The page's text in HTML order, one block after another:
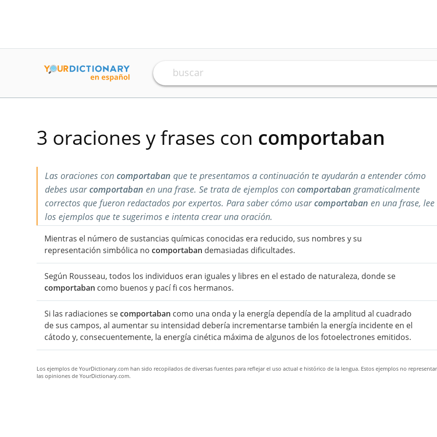
3 oraciones y frases con comportaban
Las oraciones con comportaban que te presentamos a continuación te ayudarán a entender cómo
debes usar comportaban en una frase. Se trata de ejemplos con comportaban gramaticalmente
correctos que fueron redactados por expertos. Para saber cómo usar comportaban en una frase, lee
los ejemplos que te sugerimos e intenta crear una oración.
Mientras el número de sustancias químicas conocidas era reducido, sus nombres y su
representación simbólica no comportaban demasiadas dificultades.
Según Rousseau, todos los individuos eran iguales y libres en el estado de naturaleza, donde se
comportaban como buenos y pací fi cos hermanos.
Si las radiaciones secomportaban como una onda y la energía dependía de la amplitud al cuadrado
de sus campos, al aumentar su intensidad debería incrementarse también la energía incidente en el
cátodo y, consecuentemente, la energía cinética máxima de algunos de los fotoelectrones emitidos.
Los ejemplos de YourDictionary.com han sido recopilados de diversas fuentes para reflejar el uso actual e histórico de la lengua. Estos ejemplos no
las opiniones de YourDictionary.com.